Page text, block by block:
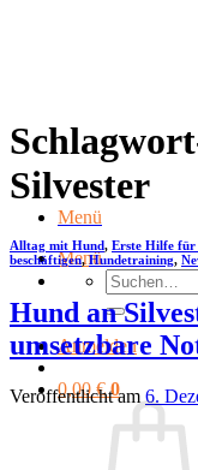
Menü
Menü
Suchen
nach:
Anmelden
0,00€ 0
Silvester
Alltag mit Hund, Erste Hilfe für
beschäftigen,Hundetraining,
Hund an
umsetzbare
Veröffentlicht am 6.